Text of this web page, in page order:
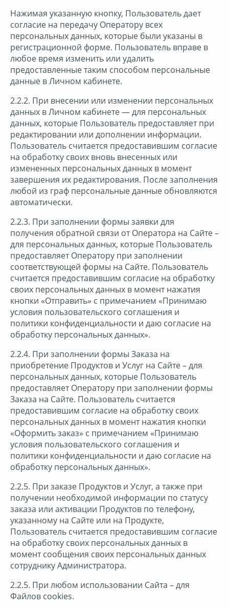
Нажимая указанную кнопку, Пользователь дает
согласие на передачу Оператору всех
персональных данных, которые были указаны в
регистрационной форме. Пользователь вправе в
любое время изменить или удалить
предоставленные таким способом персональные
данные в Личном кабинете.
2.2.2. При внесении или изменении персональных
данных в Личном кабинете — для персональных
данных, которые Пользователь предоставляет при
редактировании или дополнении информации.
Пользователь считается предоставившим согласие
на обработку своих вновь внесенных или
измененных персональных данных в момент
завершения их редактирования. После заполнения
любой из граф персональные данные обновляются
автоматически.
2.2.3. При заполнении формы заявки для
получения обратной связи от Оператора на Сайте –
для персональных данных, которые Пользователь
предоставляет Оператору при заполнении
соответствующей формы на Сайте. Пользователь
считается предоставившим согласие на обработку
своих персональных данных в момент нажатия
кнопки «Отправить» с примечанием «Принимаю
условия пользовательского соглашения и
политики конфиденциальности и даю согласие на
обработку персональных данных».
2.2.4. При заполнении формы Заказа на
приобретение Продуктов и Услуг на Сайте – для
персональных данных, которые Пользователь
предоставляет Оператору при заполнении формы
Заказа на Сайте. Пользователь считается
предоставившим согласие на обработку своих
персональных данных в момент нажатия кнопки
«Оформить заказ» с примечанием «Принимаю
условия пользовательского соглашения и
политики конфиденциальности и даю согласие на
обработку персональных данных».
2.2.5. При заказе Продуктов и Услуг, а также при
получении необходимой информации по статусу
заказа или активации Продуктов по телефону,
указанному на Сайте или на Продукте,
Пользователь считается предоставившим согласие
на обработку своих персональных данных в
момент сообщения своих персональных данных
сотруднику Администратора.
2.2.5. При любом использовании Сайта – для
Файлов cookies.